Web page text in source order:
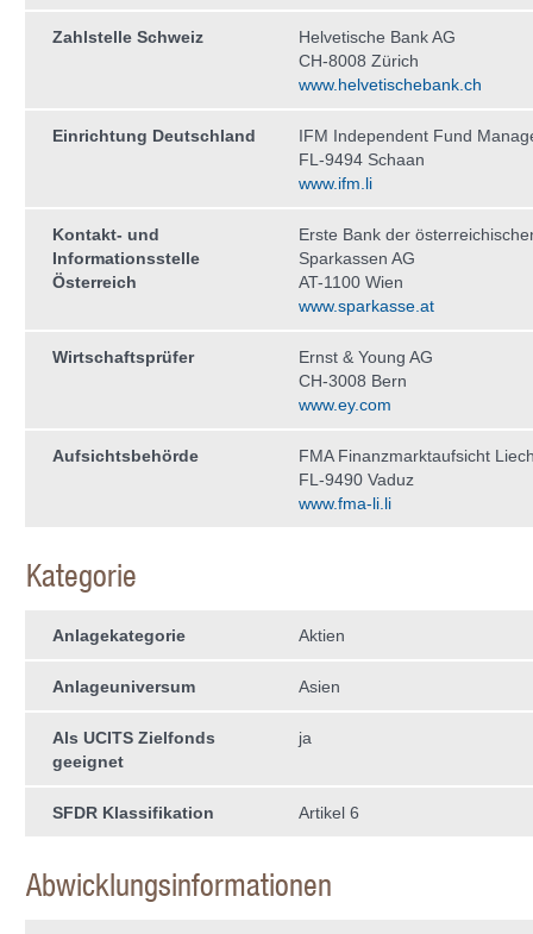
Zahlstelle Schweiz
Helvetische Bank AG
CH-8008 Zürich
www.helvetischebank.ch
Einrichtung Deutschland
IFM Independent Fund
FL-9494 Schaan
www.ifm.li
Kontakt- und
Informationsstelle
Österreich
Erste Bank der
Sparkassen AG
AT-1100 Wien
www.sparkasse.at
Wirtschaftsprüfer
Ernst & Young AG
CH-3008 Bern
www.ey.com
Aufsichtsbehörde
FMA Finanzmarktaufsicht
FL-9490 Vaduz
www.fma-li.li
Kategorie
Anlagekategorie Aktien
Anlageuniversum Asien
Als UCITS Zielfonds
geeignet
ja
SFDR Klassifikation Artikel 6
Abwicklungsinformationen